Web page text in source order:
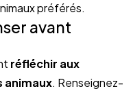
préférés.
avant
réfléchir aux
animaux. Renseignez-